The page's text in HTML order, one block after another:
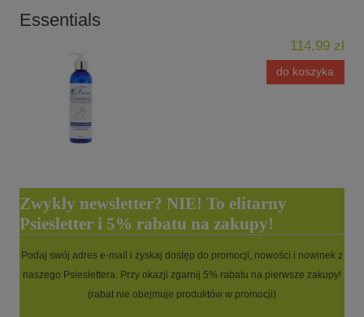
Essentials
114,99 zł
do koszyka
Zwykły newsletter? NIE! To elitarny
Psiesletter i 5% rabatu na zakupy!
Podaj swój adres e-mail i zyskaj dostęp do promocji, nowości i nowinek z
naszego Psieslettera. Przy okazji zgarnij 5% rabatu na pierwsze zakupy!
(rabat nie obejmuje produktów w promocji)